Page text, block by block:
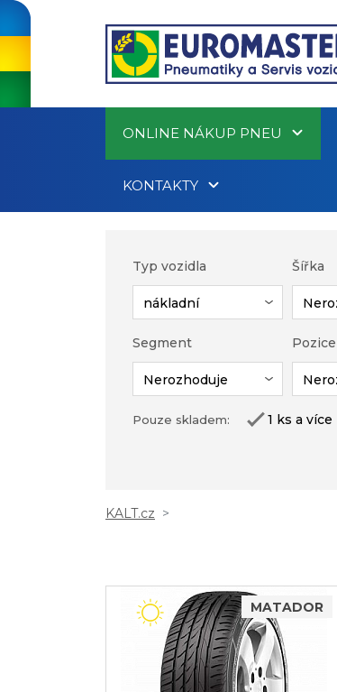
ONLINE NÁKUP PNEU
KONTAKTY
Typ vozidla Šířka
Segment Pozice
Pouze skladem: 1 ks a více
KALT.cz
MATADOR